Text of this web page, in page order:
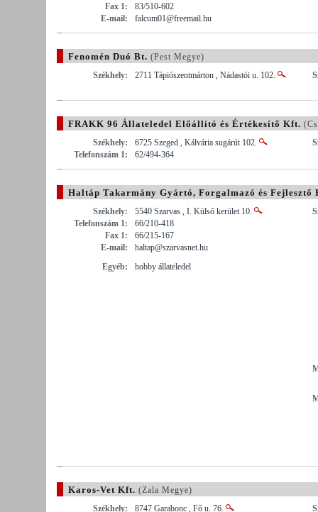
Fax 1:
83/510-602
E-mail:
falcum01@freemail.hu
Fenomén Duó Bt. (Pest Megye)
Székhely:
2711 Tápiószentmárton , Nádastói u. 102.
FRAKK 96 Állateledel Előállító és Értékesítő Kft.
Székhely:
6725 Szeged , Kálvária sugárút 102.
Telefonszám 1:
62/494-364
Haltáp Takarmány Gyártó, Forgalmazó és Fejlesztő
Székhely:
5540 Szarvas , I. Külső kerület 10.
Telefonszám 1:
66/210-418
Fax 1:
66/215-167
E-mail:
haltap@szarvasnet.hu
Egyéb:
hobby állateledel
Karos-Vet Kft. (Zala Megye)
Székhely:
8747 Garabonc , Fő u. 76.